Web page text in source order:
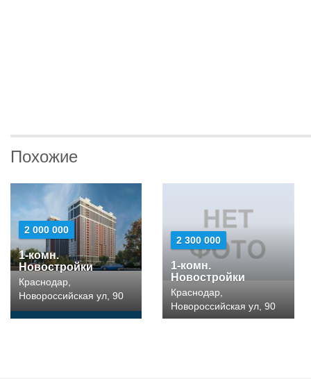
Похожие
2 000 000
1-комн.
Новостройки
Краснодар,
Новороссийская ул, 90
2 300 000
1-комн.
Новостройки
Краснодар,
Новороссийская ул, 90